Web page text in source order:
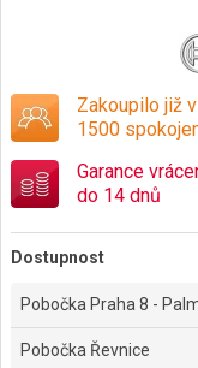
Zakoupilo již
1500
Garance
do 14 dnů
Dostupnost
Pobočka Praha 8 -
Pobočka Řevnice